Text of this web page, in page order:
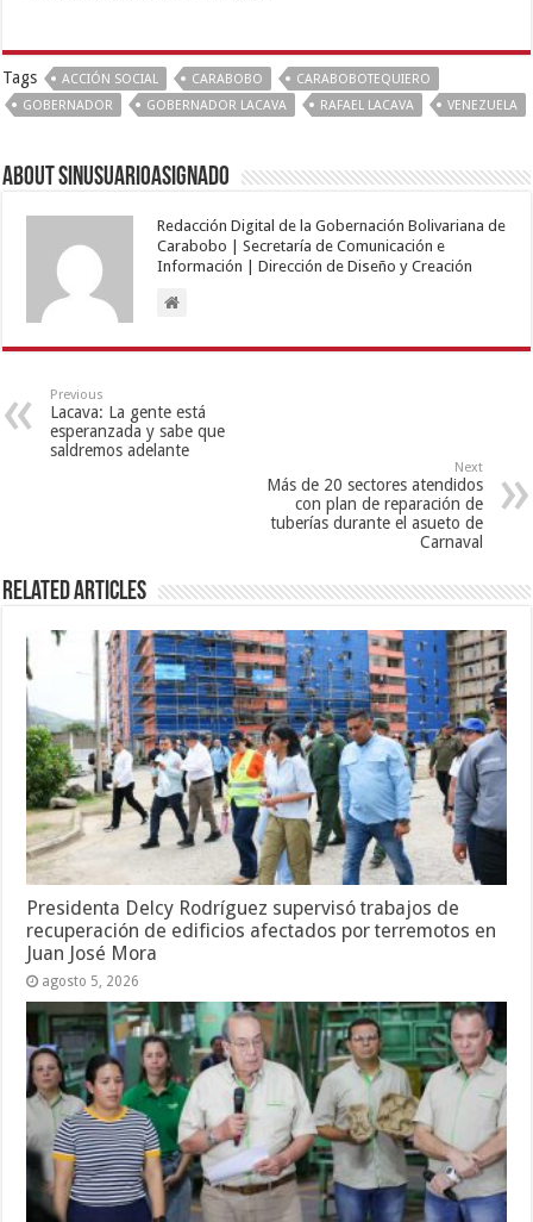
Tags ACCIÓN SOCIAL CARABOBO
CARABOBOTEQUIERO
GOBERNADOR
GOBERNADOR LACAVA RAFAEL LACAVA VENEZUELA
About sinusuarioasignado
Redacción Digital de la Gobernación Bolivariana de
Carabobo | Secretaría de Comunicación e
Información | Dirección de Diseño y Creación
Previous
Lacava: La gente está
esperanzada y sabe que
saldremos adelante
Next
Más de 20 sectores atendidos
con plan de reparación de
tuberías durante el asueto de
Carnaval
Related Articles
Presidenta Delcy Rodríguez supervisó trabajos de
recuperación de edificios afectados por terremotos en
Juan José Mora
agosto 5, 2026